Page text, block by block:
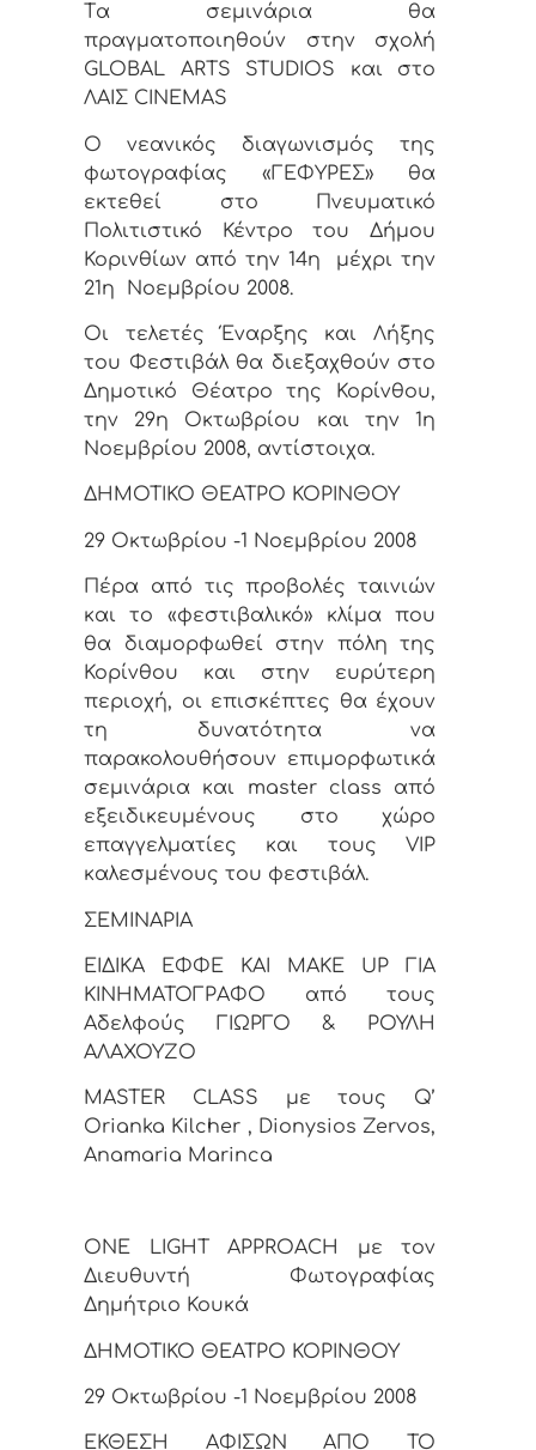
Tα σεμινάρια θα
πραγματοποιηθούν στην σχολή
GLOBAL ARTS STUDIOS και στο
ΛΑΙΣ CINEMAS
Ο νεανικός διαγωνισμός της
φωτογραφίας «ΓΕΦΥΡΕΣ» θα
εκτεθεί στο Πνευματικό
Πολιτιστικό Κέντρο του Δήμου
Κορινθίων από την 14η
μέχρι την
21η
Νοεμβρίου 2008.
Οι τελετές Έναρξης και Λήξης
του Φεστιβάλ θα διεξαχθούν στο
Δημοτικό Θέατρο της Κορίνθου,
την 29η Οκτωβρίου και την 1η
Νοεμβρίου 2008, αντίστοιχα.
ΔΗΜΟΤΙΚΟ ΘΕΑΤΡΟ ΚΟΡΙΝΘΟΥ
29 Οκτωβρίου -1 Νοεμβρίου 2008
Πέρα από τις προβολές ταινιών
και το «φεστιβαλικό» κλίμα που
θα διαμορφωθεί στην πόλη της
Κορίνθου και στην ευρύτερη
περιοχή, οι επισκέπτες θα έχουν
τη δυνατότητα να
παρακολουθήσουν επιμορφωτικά
σεμινάρια και master class από
εξειδικευμένους στο χώρο
επαγγελματίες και τους VIP
καλεσμένους του φεστιβάλ.
ΣΕΜΙΝΑΡΙA
ΕΙΔΙΚΑ ΕΦΦΕ ΚΑΙ ΜΑΚΕ UP ΓΙΑ
ΚΙΝΗΜΑΤΟΓΡΑΦΟ από τους
Αδελφούς ΓΙΩΡΓΟ & ΡΟΥΛΗ
ΑΛΑΧΟΥΖΟ
ΜΑSTER CLASS με τους Q’
Orianka Kilcher , Dionysiοs Zervos,
Anamaria Marinca
ONE LIGHT APPROACH με τον
Διευθυντή Φωτογραφίας
Δημήτριo Κουκά
ΔΗΜΟΤΙΚΟ ΘΕΑΤΡΟ ΚΟΡΙΝΘΟΥ
29 Οκτωβρίου -1 Νοεμβρίου 2008
ΕΚΘΕΣΗ ΑΦΙΣΩΝ ΑΠΟ ΤΟ